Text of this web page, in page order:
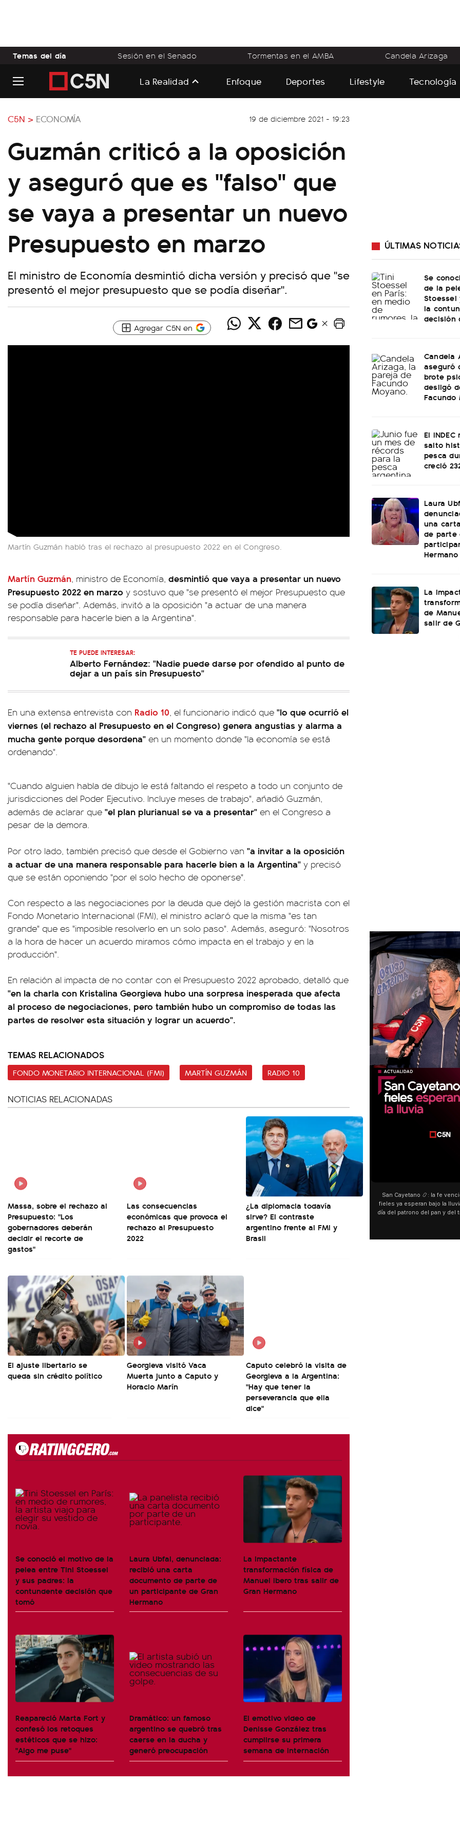
Temas del día Sesión en el Senado Tormentas en el AMBA Candela Arizaga
La Realidad Enfoque Deportes Lifestyle Tecnología
C5N > ECONOMÍA 19 de diciembre 2021 - 19:23
Guzmán criticó a la oposición
y aseguró que es "falso" que
se vaya a presentar un nuevo
Presupuesto en marzo
El ministro de Economía desmintió dicha versión y precisó que "se
presentó el mejor presupuesto que se podía diseñar".
Agregar C5N en
Martín Guzmán habló tras el rechazo al presupuesto 2022 en el Congreso.
Martín Guzmán, ministro de Economía, desmintió que vaya a presentar un nuevo
Presupuesto 2022 en marzo y sostuvo que "se presentó el mejor Presupuesto que
se podía diseñar". Además, invitó a la oposición "a actuar de una manera
responsable para hacerle bien a la Argentina".
TE PUEDE INTERESAR:
Alberto Fernández: "Nadie puede darse por ofendido al punto de
dejar a un país sin Presupuesto"
En una extensa entrevista con Radio 10, el funcionario indicó que "lo que ocurrió el
viernes (el rechazo al Presupuesto en el Congreso) genera angustias y alarma a
mucha gente porque desordena" en un momento donde "la economía se está
ordenando".
"Cuando alguien habla de dibujo le está faltando el respeto a todo un conjunto de
jurisdicciones del Poder Ejecutivo. Incluye meses de trabajo", añadió Guzmán,
además de aclarar que "el plan plurianual se va a presentar" en el Congreso a
pesar de la demora.
Por otro lado, también precisó que desde el Gobierno van "a invitar a la oposición
a actuar de una manera responsable para hacerle bien a la Argentina" y precisó
que se están oponiendo "por el solo hecho de oponerse".
Con respecto a las negociaciones por la deuda que dejó la gestión macrista con el
Fondo Monetario Internacional (FMI), el ministro aclaró que la misma "es tan
grande" que es "imposible resolverlo en un solo paso". Además, aseguró: "Nosotros
a la hora de hacer un acuerdo miramos cómo impacta en el trabajo y en la
producción".
En relación al impacta de no contar con el Presupuesto 2022 aprobado, detalló que
"en la charla con Kristalina Georgieva hubo una sorpresa inesperada que afecta
al proceso de negociaciones, pero también hubo un compromiso de todas las
partes de resolver esta situación y lograr un acuerdo".
TEMAS RELACIONADOS
FONDO MONETARIO INTERNACIONAL (FMI) MARTÍN GUZMÁN RADIO 10
NOTICIAS RELACIONADAS
Massa, sobre el rechazo al
Presupuesto: "Los
gobernadores deberán
decidir el recorte de
gastos"
Las consecuencias
económicas que provoca el
rechazo al Presupuesto
2022
¿La diplomacia todavía
sirve? El contraste
argentino frente al FMI y
Brasil
El ajuste libertario se
queda sin crédito político
Georgieva visitó Vaca
Muerta junto a Caputo y
Horacio Marín
Caputo celebró la visita de
Georgieva a la Argentina:
"Hay que tener la
perseverancia que ella
dice"
Se conoció el motivo de la
pelea entre Tini Stoessel
y sus padres: la
contundente decisión que
tomó
Laura Ubfal, denunciada:
recibió una carta
documento de parte de
un participante de Gran
Hermano
La impactante
transformación física de
Manuel Ibero tras salir de
Gran Hermano
Reapareció Marta Fort y
confesó los retoques
estéticos que se hizo:
"Algo me puse"
Dramático: un famoso
argentino se quebró tras
caerse en la ducha y
generó preocupación
El emotivo video de
Denisse González tras
cumplirse su primera
semana de internación
ÚLTIMAS
Se
de la
Stoessel
la
decisión
Candela
aseguró
brote
desligó
Facundo
El
salto
pesca
creció
Laura
una
de parte
Hermano
La
de
salir de
San Cayetano 📿: la fe
fieles ya esperan bajo la
día del patrono del pan y del
y pedir. 🎙️